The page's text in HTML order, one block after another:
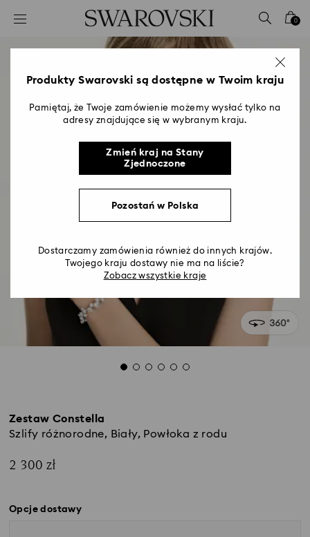
Lista kluczy dostępu
2 - Stopka
0
Zestaw Constella
Szlify różnorodne, Biały, Powłoka z rodu
2 300 zł
Opcje dostawy
Produkty Swarovski są dostępne w Twoim kraju
Pamiętaj, że Twoje zamówienie możemy wysłać tylko na
adresy znajdujące się w wybranym kraju.
Zmień kraj na Stany
Zjednoczone
Pozostań w Polska
Dostarczamy zamówienia również do innych krajów.
Twojego kraju dostawy nie ma na liście?
Zobacz wszystkie kraje